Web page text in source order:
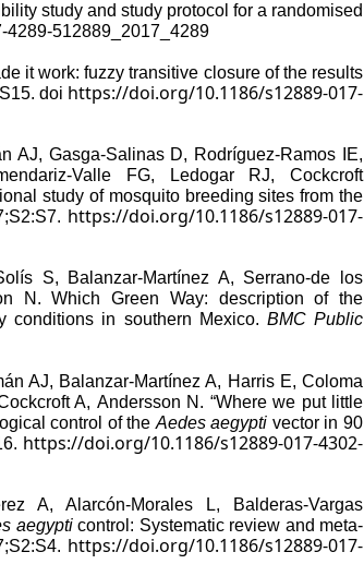
study and study protocol for a randomised
4289-512889_2017_4289
it work: fuzzy transitive closure of the results
doi https://doi.org/10.1186/s12889-017-
AJ, Gasga-Salinas D, Rodríguez-Ramos IE,
Valle FG, Ledogar RJ, Cockcroft
study of mosquito breeding sites from the
https://doi.org/10.1186/s12889-017-
S, Balanzar-Martínez A, Serrano-de los
N. Which Green Way: description of the
conditions in southern Mexico. BMC Public
AJ, Balanzar-Martínez A, Harris E, Coloma
A, Andersson N. “Where we put little
control of the Aedes aegypti vector in 90
https://doi.org/10.1186/s12889-017-4302-
A, Alarcón-Morales L, Balderas-Vargas
aegypticontrol: Systematic review and meta-
https://doi.org/10.1186/s12889-017-